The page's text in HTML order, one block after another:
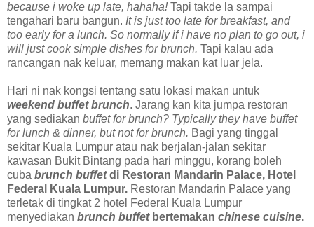
because i woke up late, hahaha!Tapi takde la sampai
tengahari baru bangun. It is just too late for breakfast, and
too early for a lunch. So normally if i have no plan to go out, i
will just cook simple dishes for brunch. Tapi kalau ada
rancangan nak keluar, memang makan kat luar jela.
Hari ni nak kongsi tentang satu lokasi makan untuk
weekend buffet brunch. Jarang kan kita jumpa restoran
yang sediakan buffet for brunch? Typically they have buffet
for lunch & dinner, but not for brunch. Bagi yang tinggal
sekitar Kuala Lumpur atau nak berjalan-jalan sekitar
kawasan Bukit Bintang pada hari minggu, korang boleh
cuba brunch buffetdi Restoran Mandarin Palace, Hotel
Federal Kuala Lumpur. Restoran Mandarin Palace yang
terletak di tingkat 2 hotel Federal Kuala Lumpur
menyediakan brunch buffetbertemakan chinese cuisine.